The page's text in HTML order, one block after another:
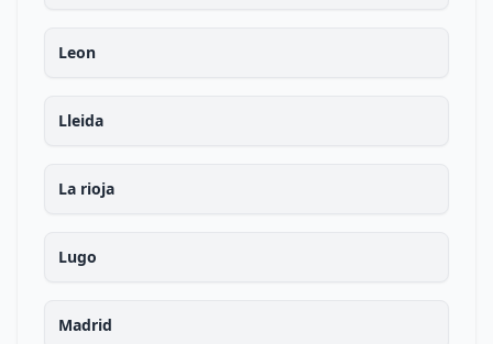
Leon
Lleida
La rioja
Lugo
Madrid